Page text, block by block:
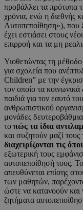
προβάλλει τα πρότυπα
χρόνια, ενώ η διεθνής
Αυτοπεποίθηση»), που
έχει εστιάσει στους
επιρροή και τα μη
Υιοθετώντας τη
για σχολεία που
Children” με την
τον οποίο τα
παιδιά για τον εαυτό
ανθρωπιστικού
μονάδες
το πώς τα ίδια
και συζητούν μαζί
διαχειρίζονται τις
εξωτερική τους
αυτοπεποίθησή τους.
απευθύνεται επίσης
των μαθητών,
ώστε να κατανοούν και
ζητήματα